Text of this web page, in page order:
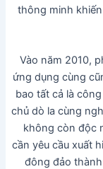
thông minh
Vào năm 2010,
ứng dụng cùng
bao tất cả là
chủ dò la cùng
không còn độc
cần yêu cầu xuất
đông đảo